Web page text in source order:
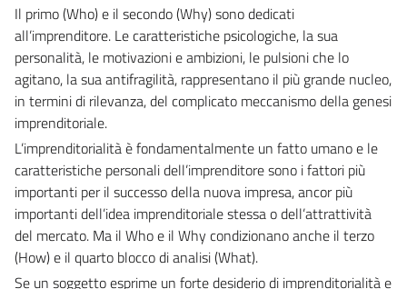
Il primo (Who) e il secondo (Why) sono dedicati
all’imprenditore. Le caratteristiche psicologiche, la sua
personalità, le motivazioni e ambizioni, le pulsioni che lo
agitano, la sua antifragilità, rappresentano il più grande nucleo,
in termini di rilevanza, del complicato meccanismo della genesi
imprenditoriale.
L’imprenditorialità è fondamentalmente un fatto umano e le
caratteristiche personali dell’imprenditore sono i fattori più
importanti per il successo della nuova impresa, ancor più
importanti dell’idea imprenditoriale stessa o dell’attrattività
del mercato. Ma il Who e il Why condizionano anche il terzo
(How) e il quarto blocco di analisi (What).
Se un soggetto esprime un forte desiderio di imprenditorialità e